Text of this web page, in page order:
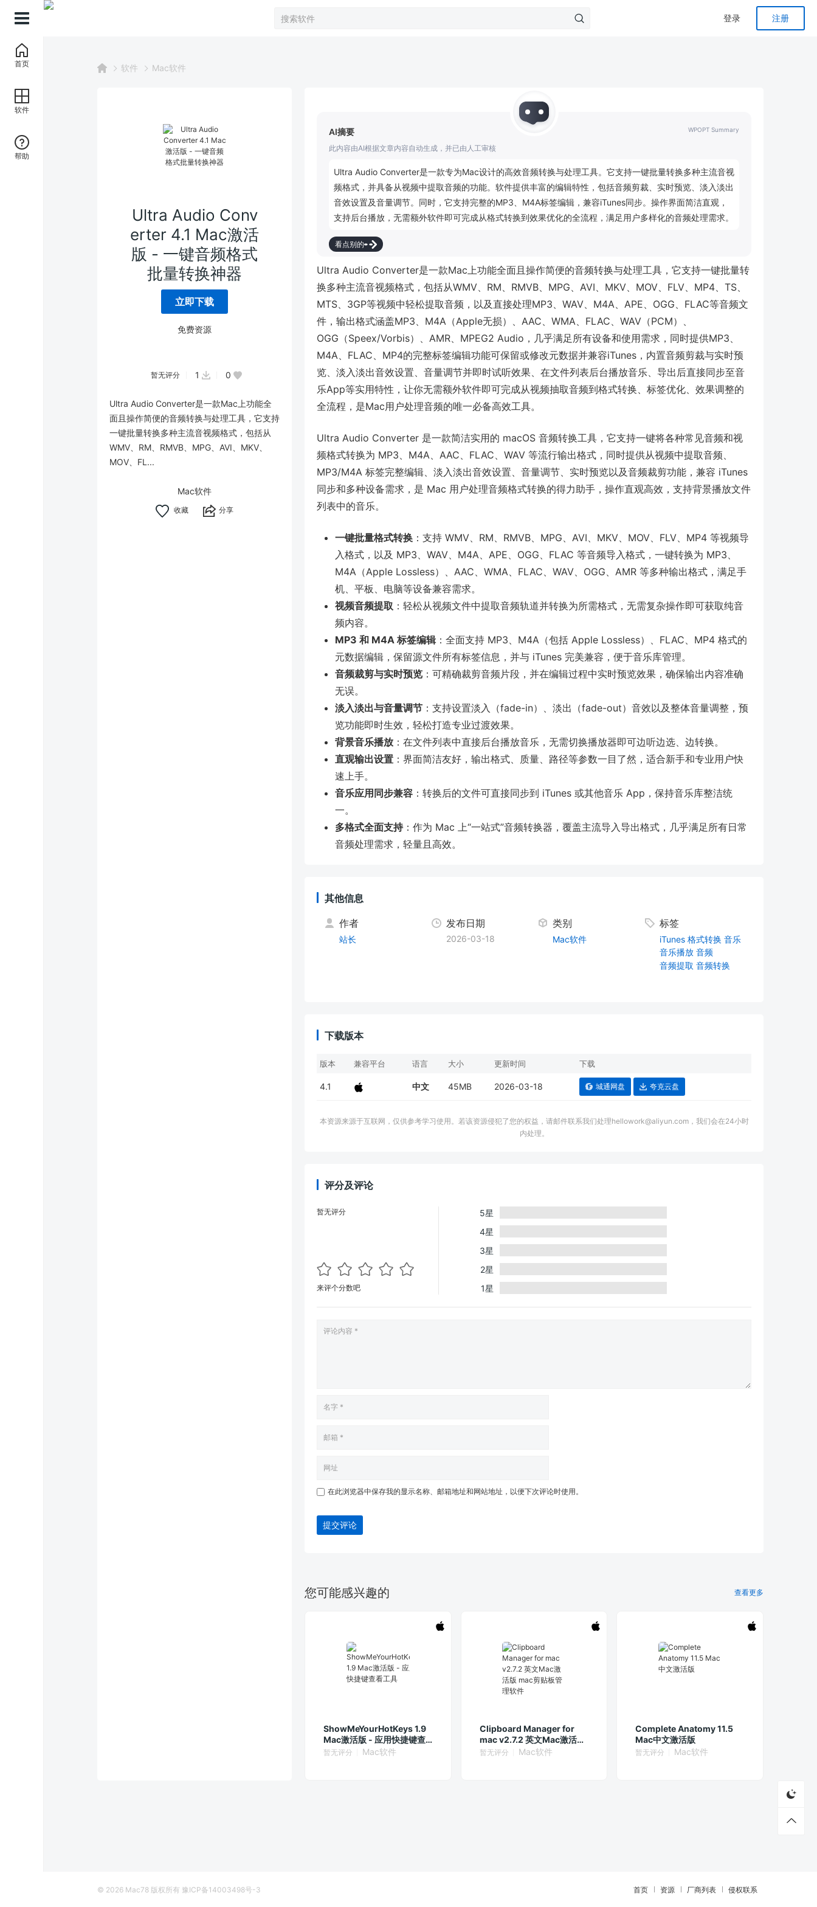
登录 注册
软件 Mac软件
Ultra Audio Conv
erter 4.1 Mac激活
版 - 一键音频格式
批量转换神器
立即下载
免费资源
暂无评分 1 0
Ultra Audio Converter是一款Mac上功能全
面且操作简便的音频转换与处理工具，它支持
一键批量转换多种主流音视频格式，包括从
WMV、RM、RMVB、MPG、AVI、MKV、
MOV、FL...
Mac软件
分享
AI摘要
此内容由AI根据文章内容自动生成，并已由人工审核
WPOPT Summary
Ultra Audio Converter是一款专为Mac设计的高效音频转换与处理工具。它支持一键批量转换多种主流音视
频格式，并具备从视频中提取音频的功能。软件提供丰富的编辑特性，包括音频剪裁、实时预览、淡入淡出
音效设置及音量调节。同时，它支持完整的MP3、M4A标签编辑，兼容iTunes同步。操作界面简洁直观，
支持后台播放，无需额外软件即可完成从格式转换到效果优化的全流程，满足用户多样化的音频处理需求。
看点别的
Ultra Audio Converter是一款Mac上功能全面且操作简便的音频转换与处理工具，它支持一键批量转
换多种主流音视频格式，包括从WMV、RM、RMVB、MPG、AVI、MKV、MOV、FLV、MP4、TS、
MTS、3GP等视频中轻松提取音频，以及直接处理MP3、WAV、M4A、APE、OGG、FLAC等音频文
件，输出格式涵盖MP3、M4A（Apple无损）、AAC、WMA、FLAC、WAV（PCM）、
OGG（Speex/Vorbis）、AMR、MPEG2 Audio，几乎满足所有设备和使用需求，同时提供MP3、
M4A、FLAC、MP4的完整标签编辑功能可保留或修改元数据并兼容iTunes，内置音频剪裁与实时预
览、淡入淡出音效设置、音量调节并即时试听效果、在文件列表后台播放音乐、导出后直接同步至音
乐App等实用特性，让你无需额外软件即可完成从视频抽取音频到格式转换、标签优化、效果调整的
全流程，是Mac用户处理音频的唯一必备高效工具。
Ultra Audio Converter 是一款简洁实用的 macOS 音频转换工具，它支持一键将各种常见音频和视
频格式转换为 MP3、M4A、AAC、FLAC、WAV 等流行输出格式，同时提供从视频中提取音频、
MP3/M4A 标签完整编辑、淡入淡出音效设置、音量调节、实时预览以及音频裁剪功能，兼容 iTunes
同步和多种设备需求，是 Mac 用户处理音频格式转换的得力助手，操作直观高效，支持背景播放文件
列表中的音乐。
一键批量格式转换 ：支持 WMV、RM、RMVB、MPG、AVI、MKV、MOV、FLV、MP4 等视频导
入格式，以及 MP3、WAV、M4A、APE、OGG、FLAC 等音频导入格式，一键转换为 MP3、
M4A（Apple Lossless）、AAC、WMA、FLAC、WAV、OGG、AMR 等多种输出格式，满足手
机、平板、电脑等设备兼容需求。
视频音频提取 ：轻松从视频文件中提取音频轨道并转换为所需格式，无需复杂操作即可获取纯音
频内容。
MP3 和 M4A 标签编辑：全面支持 MP3、M4A（包括 Apple Lossless）、FLAC、MP4 格式的
元数据编辑，保留源文件所有标签信息，并与 iTunes 完美兼容，便于音乐库管理。
音频裁剪与实时预览 ：可精确裁剪音频片段，并在编辑过程中实时预览效果，确保输出内容准确
无误。
淡入淡出与音量调节 ：支持设置淡入（fade-in）、淡出（fade-out）音效以及整体音量调整，预
览功能即时生效，轻松打造专业过渡效果。
背景音乐播放 ：在文件列表中直接后台播放音乐，无需切换播放器即可边听边选、边转换。
直观输出设置 ：界面简洁友好，输出格式、质量、路径等参数一目了然，适合新手和专业用户快
速上手。
音乐应用同步兼容 ：转换后的文件可直接同步到 iTunes 或其他音乐 App，保持音乐库整洁统
一。
多格式全面支持：作为 Mac 上“一站式”音频转换器，覆盖主流导入导出格式，几乎满足所有日常
音频处理需求，轻量且高效。
其他信息
作者
站长
发布日期
2026-03-18
类别
Mac软件
标签
iTunes 格式转换 音乐
音乐播放 音频
音频提取 音频转换
下载版本
版本 兼容平台 语言 大小 更新时间 下载
4.1 中文 45MB 2026-03-18 城通网盘 夸克云盘
本资源来源于互联网，仅供参考学习使用。若该资源侵犯了您的权益，请邮件联系我们处理hellowork@aliyun.com，我们会在24小时
内处理。
评分及评论
暂无评分
来评个分数吧
5星
4星
3星
2星
1星
在此浏览器中保存我的显示名称、邮箱地址和网站地址，以便下次评论时使用。
提交评论
您可能感兴趣的 查看更多
ShowMeYourHotKeys 1.9
Mac激活版 - 应用快捷键查
看工具
暂无评分 Mac软件
Clipboard Manager for
mac v2.7.2 英文Mac激活版
mac剪贴板管理软件
暂无评分 Mac软件
Complete Anatomy 11.5
Mac中文激活版
暂无评分 Mac软件
首页
软件
帮助
© 2026 Mac78 版权所有 豫ICP备14003498号-3 首页 资源 厂商列表 侵权联系